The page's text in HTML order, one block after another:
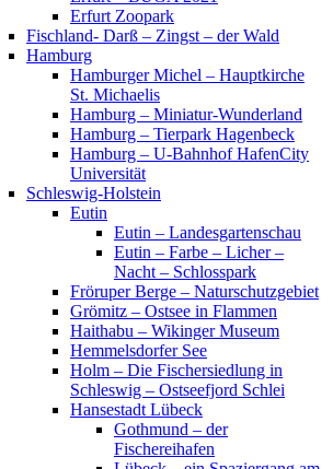
Erfurt Zoopark
Fischland- Darß – Zingst – der Wald
Hamburg
Hamburger Michel – Hauptkirche
St. Michaelis
Hamburg – Miniatur-Wunderland
Hamburg – Tierpark Hagenbeck
Hamburg – U-Bahnhof HafenCity
Universität
Schleswig-Holstein
Eutin
Eutin – Landesgartenschau
Eutin – Farbe – Licher –
Nacht – Schlosspark
Fröruper Berge – Naturschutzgebiet
Grömitz – Ostsee in Flammen
Haithabu – Wikinger Museum
Hemmelsdorfer See
Holm – Die Fischersiedlung in
Schleswig – Ostseefjord Schlei
Hansestadt Lübeck
Gothmund – der
Fischereihafen